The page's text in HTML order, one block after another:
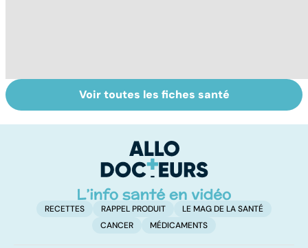
Le magnésium,
un oligo-élément
Intestin irritable :
le régime
solution ?
Voir toutes les fiches santé
RECETTES RAPPEL PRODUIT
LE MAG DE LA SANTÉ
CANCER
MÉDICAMENTS